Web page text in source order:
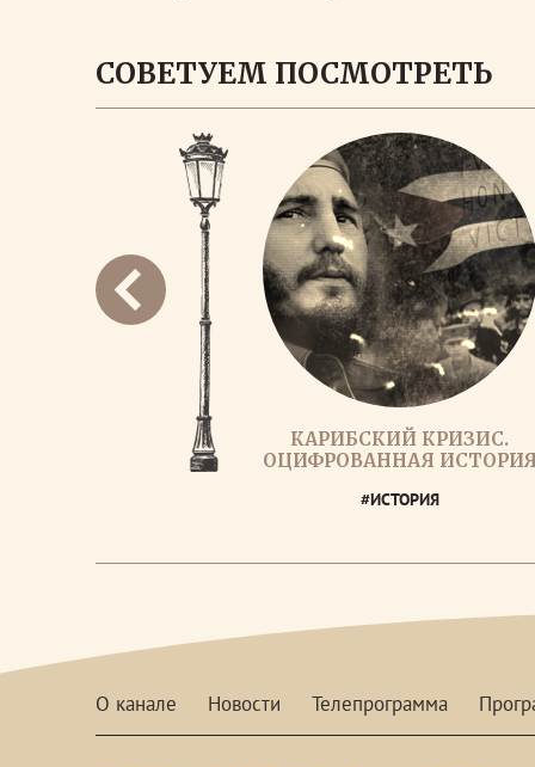
СОВЕТУЕМ ПОСМОТРЕТЬ
КАРИБСКИЙ КРИЗИС.
ОЦИФРОВАННАЯ
#ИСТОРИЯ
О канале Новости Телепрограмма